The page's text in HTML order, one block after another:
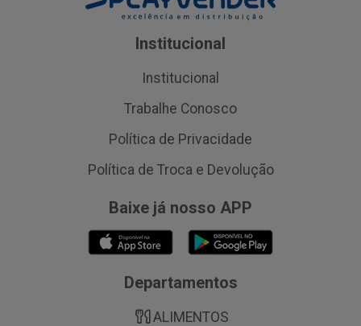
Institucional
Institucional
Trabalhe Conosco
Política de Privacidade
Política de Troca e Devolução
Baixe já nosso APP
Departamentos
ALIMENTOS